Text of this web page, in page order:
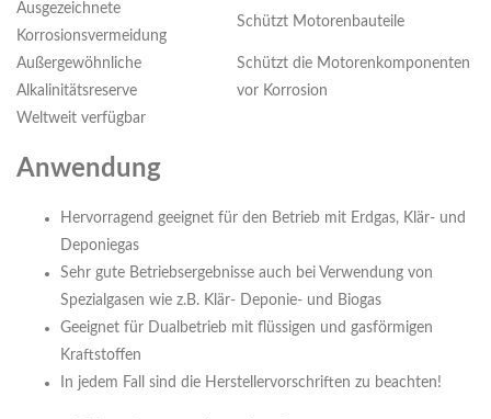
Ausgezeichnete
Korrosionsvermeidung
Schützt Motorenbauteile
Außergewöhnliche
Alkalinitätsreserve
Schützt die Motorenkomponenten
vor Korrosion
Weltweit verfügbar
Anwendung
Hervorragend geeignet für den Betrieb mit Erdgas, Klär- und
Deponiegas
Sehr gute Betriebsergebnisse auch bei Verwendung von
Spezialgasen wie z.B. Klär- Deponie- und Biogas
Geeignet für Dualbetrieb mit flüssigen und gasförmigen
Kraftstoffen
In jedem Fall sind die Herstellervorschriften zu beachten!